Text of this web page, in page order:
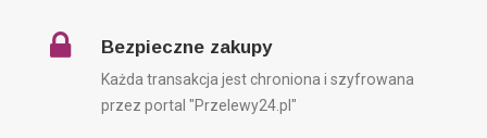
Bezpieczne zakupy
Każda transakcja jest chroniona i szyfrowana
przez portal "Przelewy24.pl"